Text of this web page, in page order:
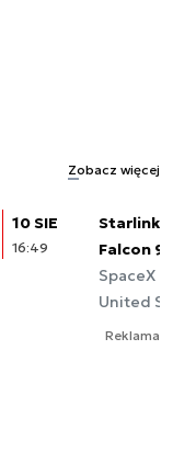
Zobacz więcej
10 SIE
16:49
Starlink
Falcon 9
SpaceX
United
Reklama